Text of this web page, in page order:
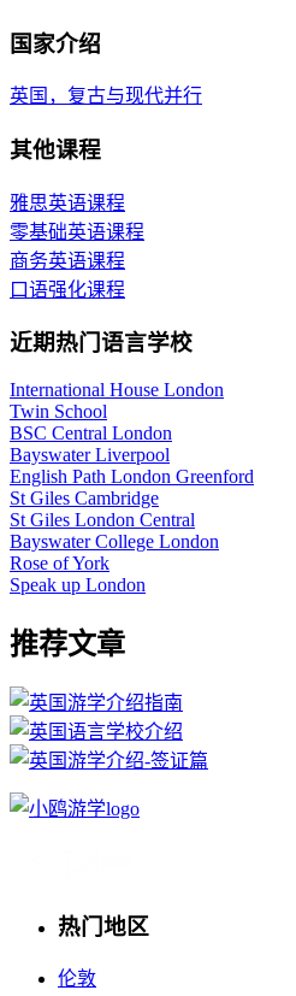
国家介绍
英国，复古与现代并行
其他课程
雅思英语课程
零基础英语课程
商务英语课程
口语强化课程
近期热门语言学校
International House London
Twin School
BSC Central London
Bayswater Liverpool
English Path London Greenford
St Giles Cambridge
St Giles London Central
Bayswater College London
Rose of York
Speak up London
推荐文章
热门地区
伦敦